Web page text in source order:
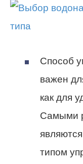
Способ
важен
как для
Самыми
типом